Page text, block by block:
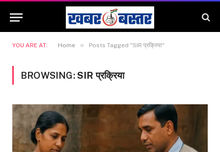
YOU ARE AT: Home » Posts Tagged "SIR प्रक्रिया"
BROWSING:SIR प्रक्रिया